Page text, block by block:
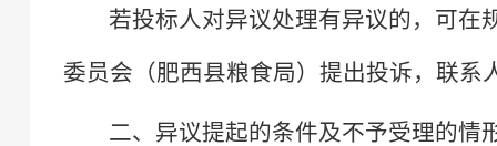
若投标人对异议处理有异议的，可在
委员会（肥西县粮食局）提出投诉，联系
二、异议提起的条件及不予受理的情